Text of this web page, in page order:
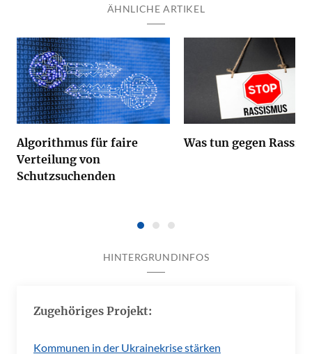
ÄHNLICHE ARTIKEL
Algorithmus für faire
Verteilung von
Schutzsuchenden
Was tun gegen
HINTERGRUNDINFOS
Zugehöriges Projekt:
Kommunen in der Ukrainekrise stärken